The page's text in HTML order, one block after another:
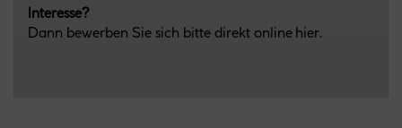
Interesse?
Dann bewerben Sie sich bitte direkt online hier.